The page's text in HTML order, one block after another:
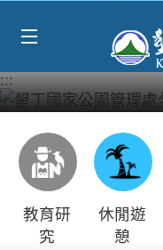
:::
教育研
究
休閒遊
憩